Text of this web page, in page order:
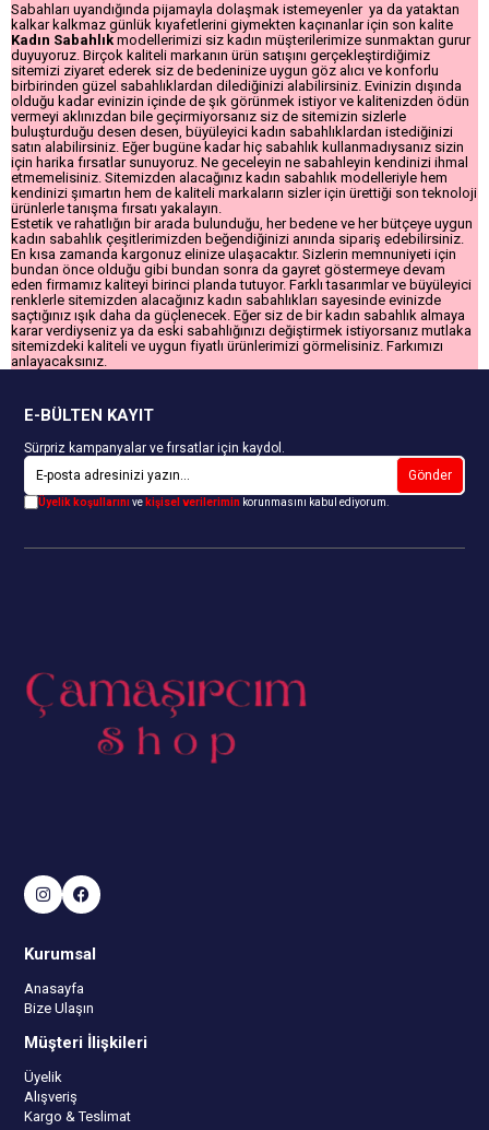
Sabahları uyandığında pijamayla dolaşmak istemeyenler ya da yataktan
kalkar kalkmaz günlük kıyafetlerini giymekten kaçınanlar için son kalite
Kadın Sabahlıkmodellerimizi siz kadın müşterilerimize sunmaktan gurur
duyuyoruz. Birçok kaliteli markanın ürün satışını gerçekleştirdiğimiz
sitemizi ziyaret ederek siz de bedeninize uygun göz alıcı ve konforlu
birbirinden güzel sabahlıklardan dilediğinizi alabilirsiniz. Evinizin dışında
olduğu kadar evinizin içinde de şık görünmek istiyor ve kalitenizden ödün
vermeyi aklınızdan bile geçirmiyorsanız siz de sitemizin sizlerle
buluşturduğu desen desen, büyüleyici kadın sabahlıklardan istediğinizi
satın alabilirsiniz. Eğer bugüne kadar hiç sabahlık kullanmadıysanız sizin
için harika fırsatlar sunuyoruz. Ne geceleyin ne sabahleyin kendinizi ihmal
etmemelisiniz. Sitemizden alacağınız kadın sabahlık modelleriyle hem
kendinizi şımartın hem de kaliteli markaların sizler için ürettiği son teknoloji
ürünlerle tanışma fırsatı yakalayın.
Estetik ve rahatlığın bir arada bulunduğu, her bedene ve her bütçeye uygun
kadın sabahlık çeşitlerimizden beğendiğinizi anında sipariş edebilirsiniz.
En kısa zamanda kargonuz elinize ulaşacaktır. Sizlerin memnuniyeti için
bundan önce olduğu gibi bundan sonra da gayret göstermeye devam
eden firmamız kaliteyi birinci planda tutuyor. Farklı tasarımlar ve büyüleyici
renklerle sitemizden alacağınız kadın sabahlıkları sayesinde evinizde
saçtığınız ışık daha da güçlenecek. Eğer siz de bir kadın sabahlık almaya
karar verdiyseniz ya da eski sabahlığınızı değiştirmek istiyorsanız mutlaka
sitemizdeki kaliteli ve uygun fiyatlı ürünlerimizi görmelisiniz. Farkımızı
anlayacaksınız.
E-BÜLTEN KAYIT
Sürpriz kampanyalar ve fırsatlar için kaydol.
Gönder
Üyelik koşullarınıve kişisel verilerimin korunmasını kabul ediyorum.
Kurumsal
Anasayfa
Bize Ulaşın
Müşteri İlişkileri
Üyelik
Alışveriş
Kargo & Teslimat